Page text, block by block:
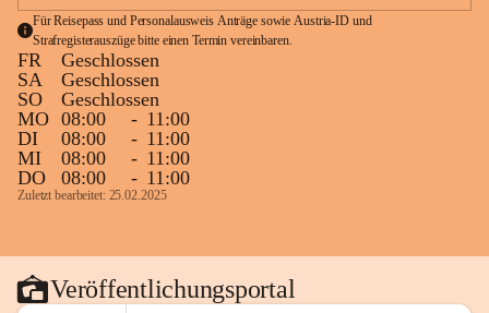
Für Reisepass und Personalausweis Anträge sowie Austria-ID und
Strafregisterauszüge bitte einen Termin vereinbaren.
FR
Geschlossen
SA
Geschlossen
SO
Geschlossen
MO 08:00 - 11:00
DI
08:00 - 11:00
MI
08:00 - 11:00
DO
08:00 - 11:00
Zuletzt bearbeitet: 25.02.2025
Veröffentlichungsportal